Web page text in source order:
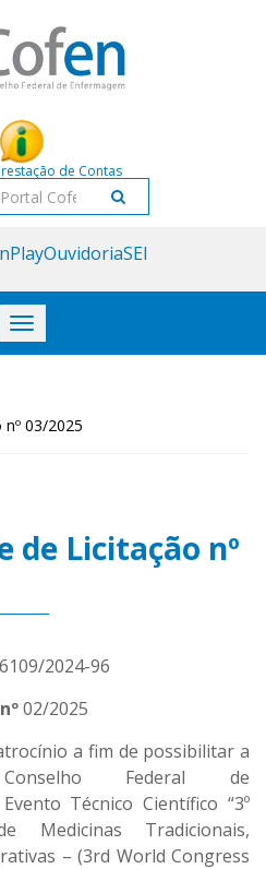
de Contas
OuvidoriaSEI
Toggle
navigation
03/2025
de Licitação nº
2024-96
02/2025
a fim de possibilitar a
Federal de
Técnico Científico “3º
Medicinas Tradicionais,
– (3rd World Congress